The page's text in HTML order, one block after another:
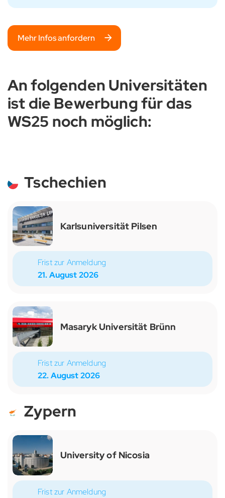
Mehr Infos anfordern
An folgenden Universitäten
ist die Bewerbung für das
WS25 noch möglich:
Tschechien
Karlsuniversität Pilsen
Frist zur Anmeldung
21. August 2026
Masaryk Universität Brünn
Frist zur Anmeldung
22. August 2026
Zypern
University of Nicosia
Frist zur Anmeldung